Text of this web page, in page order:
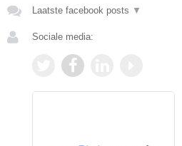
Laatste facebook posts ▼
Sociale media: